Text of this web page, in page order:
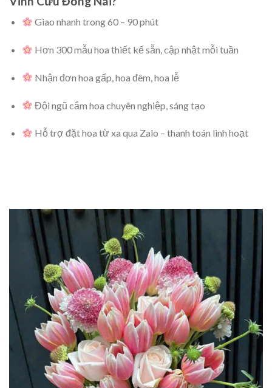
Giao nhanh trong 60 – 90 phút
Hơn 300 mẫu hoa thiết kế sẵn, cập nhật mỗi tuần
Nhận đơn hoa gấp, hoa đêm, hoa lễ
Đội ngũ cắm hoa chuyên nghiệp, sáng tạo
Hỗ trợ đặt hoa từ xa qua Zalo – thanh toán linh hoạt